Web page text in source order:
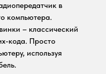
в
компьютера.
– классический
кода. Просто
используя